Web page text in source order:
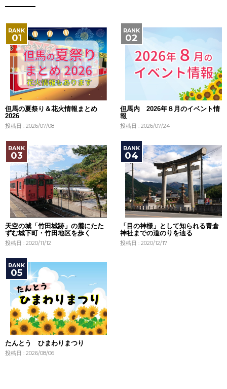
但馬の夏祭り＆花火情報まとめ
2026
投稿日 : 2026/07/08
但馬内 2026年８月のイベント情
報
投稿日 : 2026/07/24
天空の城「竹田城跡」の麓にたた
ずむ城下町・竹田地区を歩く
投稿日 : 2020/11/12
「目の神様」として知られる青倉
神社までの道のりを辿る
投稿日 : 2020/12/17
たんとう ひまわりまつり
投稿日 : 2026/08/06